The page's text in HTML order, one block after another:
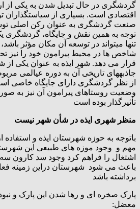
گردشگری در حال تبدیل شدن به یکی از
اقتصادی است. بسیاری از سیاستگذاران
صنعت گردشگری به عنوان رکن اصلی توسعه
توجه به همین نقش و جایگاه، گردشگری
تنها میتواند در توسعه آن مکان مؤثر
شاخص ها در محیط پیرامون خود را نیز
قرار می دهد. شهر ایذه به عنوان یکی
جاذبههای تاریخی آن به دوره عیالمی
از نظر گردشگری دارای جایگاه خاصی
وضعیت روستاهای پیرامون آن نیز به
تأثیرگذار بوده است
منظر شهری ایذه در شأن شهر نیست
باتوجه به حوزه شهرستان ایذه و
مهم و وجود موزه های طبیعی این
اشتغال را فراهم کرد وجود سد کارون
باعث می شود شهرستان دراین زمینه
برداشته باشد
پارک صخره ای و رها شدن این پارک و نبود
معضل: